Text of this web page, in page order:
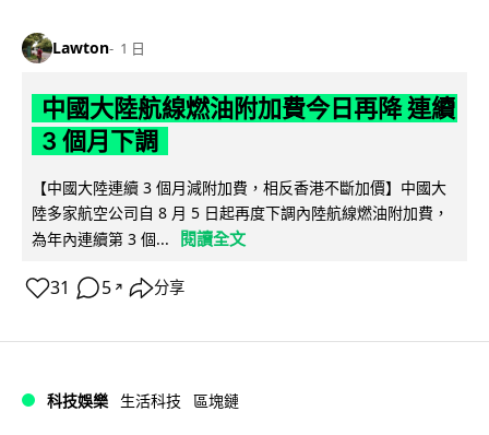
Lawton 1 日
中國大陸航線燃油附加費今日再降 連續
3 個月下調
【中國大陸連續 3 個月減附加費，相反香港不斷加價】中國大
陸多家航空公司自 8 月 5 日起再度下調內陸航線燃油附加費，
為年內連續第 3 個...
閱讀全文
31 5 ↗ 分享
科技娛樂 生活科技 區塊鏈